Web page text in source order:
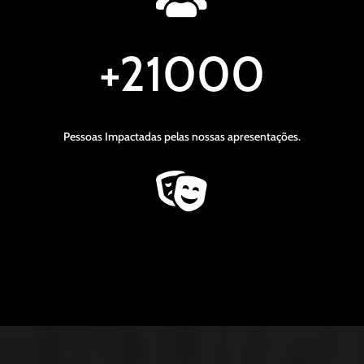
+21000
Pessoas Impactadas pelas nossas apresentações.
